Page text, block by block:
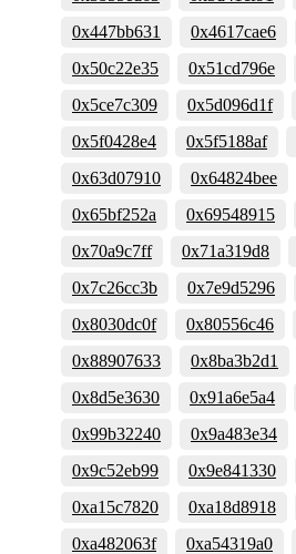
0x447bb631
0x4617cae6
0x50c22e35
0x51cd796e
0x5ce7c309
0x5d096d1f
0x5f0428e4
0x5f5188af
0x63d07910
0x64824bee
0x65bf252a
0x69548915
0x70a9c7ff
0x71a319d8
0x7c26cc3b
0x7e9d5296
0x8030dc0f
0x80556c46
0x88907633
0x8ba3b2d1
0x8d5e3630
0x91a6e5a4
0x99b32240
0x9a483e34
0x9c52eb99
0x9e841330
0xa15c7820
0xa18d8918
0xa482063f
0xa54319a0